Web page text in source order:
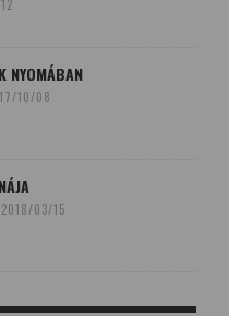
NYOMÁBAN
10/08
2018/03/15